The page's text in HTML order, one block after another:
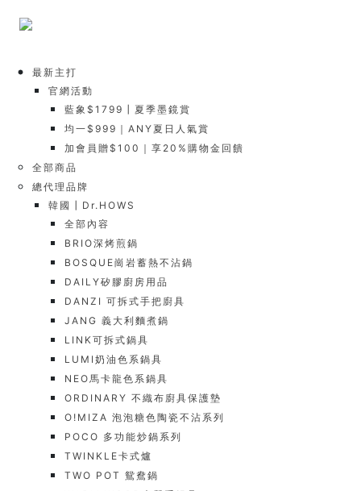
最新主打
官網活動
藍象$1799┃夏季墨鏡賞
均一$999｜ANY夏日人氣賞
加會員贈$100｜享20%購物金回饋
全部商品
總代理品牌
韓國┃Dr.HOWS
全部內容
BRIO深烤煎鍋
BOSQUE崗岩蓄熱不沾鍋
DAILY矽膠廚房用品
DANZI 可拆式手把廚具
JANG 義大利麵煮鍋
LINK可拆式鍋具
LUMI奶油色系鍋具
NEO馬卡龍色系鍋具
ORDINARY 不織布廚具保護墊
O!MIZA 泡泡糖色陶瓷不沾系列
POCO 多功能炒鍋系列
TWINKLE卡式爐
TWO POT 鴛鴦鍋